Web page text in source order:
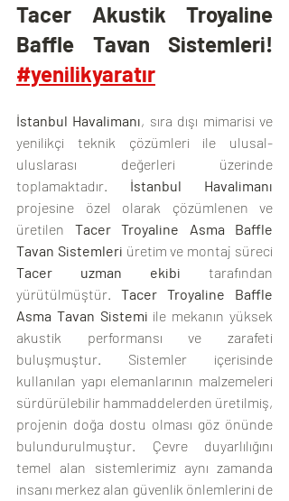
Tacer Akustik Troyaline
#yenilikyaratır
İstanbul Havalimanı, sıra dışı mimarisi ve
yenilikçi teknik çözümleri ile ulusal-
uluslarası değerleri üzerinde
toplamaktadır. İstanbul Havalimanı
projesine özel olarak çözümlenen ve
üretilen Tacer Troyaline Asma Baffle
Tavan Sistemleri
Tacer uzman ekibi tarafından
yürütülmüştür. Tacer Troyaline Baffle
Asma Tavan Sistemi ile mekanın yüksek
akustik performansı ve zarafeti
buluşmuştur. Sistemler içerisinde
kullanılan yapı elemanlarının malzemeleri
sürdürülebilir hammaddelerden üretilmiş,
projenin doğa dostu olması göz önünde
bulundurulmuştur. Çevre duyarlılığını
temel alan sistemlerimiz aynı zamanda
insanı merkez alan güvenlik önlemlerini de